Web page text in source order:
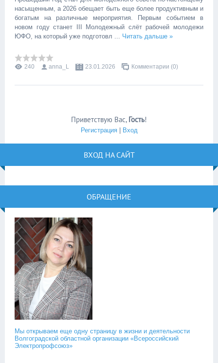
насыщенным, а 2026 обещает быть еще более продуктивным и
богатым на различные мероприятия. Первым событием в
новом году станет III Молодежный слёт рабочей молодежи
ЮФО, на который уже подготовл
Читать дальше »
240 anna_L 23.01.2026 Комментарии (0)
Приветствую Вас, Гость!
Регистрация| Вход
ВХОД НА САЙТ
ОБРАЩЕНИЕ
Мы открываем еще одну страницу в жизни и деятельности
Волгоградской областной организации «Всероссийский
Электропрофсоюз»